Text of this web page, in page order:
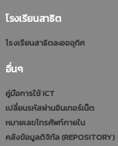
โรงเรียนสาธิต
โรงเรียนสาธิตละอออุทิศ
อื่นๆ
คู่มือการใช้ ICT
เปลี่ยนรหัสผ่านอินเทอร์เน็ต
หมายเลขโทรศัพท์ภายใน
คลังข้อมูลดิจิทัล (REPOSITORY)